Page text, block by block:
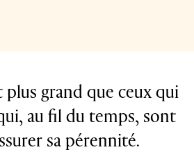
plus grand que ceux qui
au fil du temps, sont
sa pérennité.